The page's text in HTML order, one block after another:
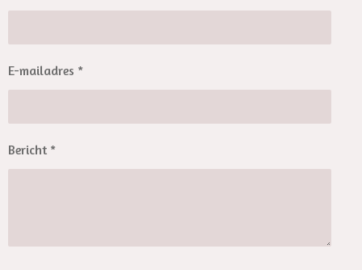
E-mailadres *
Bericht *